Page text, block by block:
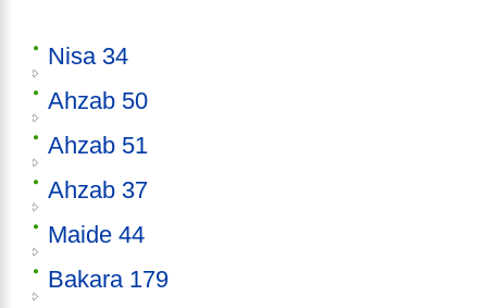
Nisa 34
Ahzab 50
Ahzab 51
Ahzab 37
Maide 44
Bakara 179